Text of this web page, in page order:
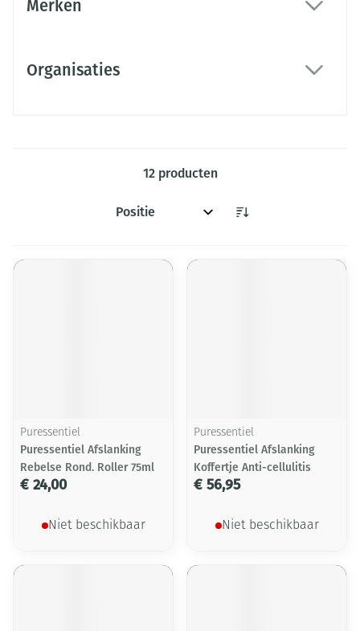
Merken
Organisaties
12producten
Sorteer op:
Puressentiel
Puressentiel Afslanking
Rebelse Rond. Roller 75ml
€ 24,00
Niet beschikbaar
Puressentiel
Puressentiel Afslanking
Koffertje Anti-cellulitis
€ 56,95
Niet beschikbaar